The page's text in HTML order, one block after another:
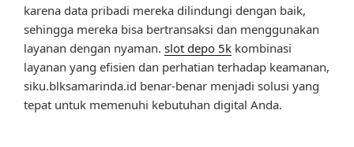
karena data pribadi mereka dilindungi dengan baik,
sehingga mereka bisa bertransaksi dan menggunakan
layanan dengan nyaman. slot depo 5k kombinasi
layanan yang efisien dan perhatian terhadap keamanan,
siku.blksamarinda.id benar-benar menjadi solusi yang
tepat untuk memenuhi kebutuhan digital Anda.